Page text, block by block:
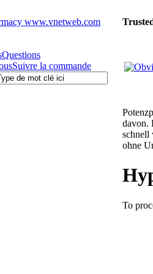
Questions
Suivre la commande
davon.
schnell
ohne
To